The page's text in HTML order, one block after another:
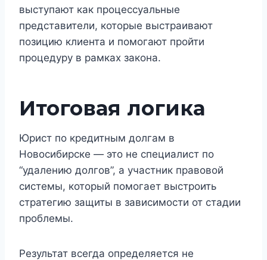
выступают как процессуальные
представители, которые выстраивают
позицию клиента и помогают пройти
процедуру в рамках закона.
Итоговая логика
Юрист по кредитным долгам в
Новосибирске — это не специалист по
“удалению долгов”, а участник правовой
системы, который помогает выстроить
стратегию защиты в зависимости от стадии
проблемы.
Результат всегда определяется не